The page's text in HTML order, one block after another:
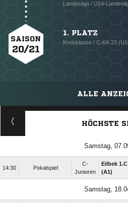
Landesliga / U14-
SAISON
20/21
1. PLATZ
Kreisklasse / C-KK 23
ALLE
HÖCHSTE
Samstag,
14:30 Pokalspiel
C-
Junioren
Eilbek 1.C
(A1)
Samstag,